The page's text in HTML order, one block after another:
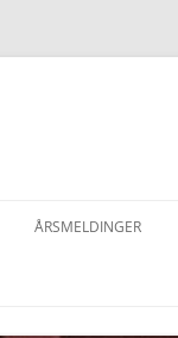
ÅRSMELDINGER